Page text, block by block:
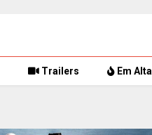
Trailers Em Alta